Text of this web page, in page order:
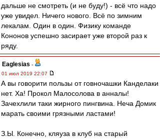
дальше не смотреть (и не буду!) - всё что надо
уже увидел. Ничего нового. Всё по зимним
лекалам. Один в один. Физику команде
Кононов успешно засирает уже второй раз к
ряду.
Eaglesias -
01 июл 2019 22:07
А вы говорити пользы от говночашки Канделаки
нет. Ха! Прокол Малосолова в анналы!
Зачехлили таки жирного пингвина. Неча Домик
марать своими грязными ластами!
З.Ы. Конечно, кляуза в клуб на старый